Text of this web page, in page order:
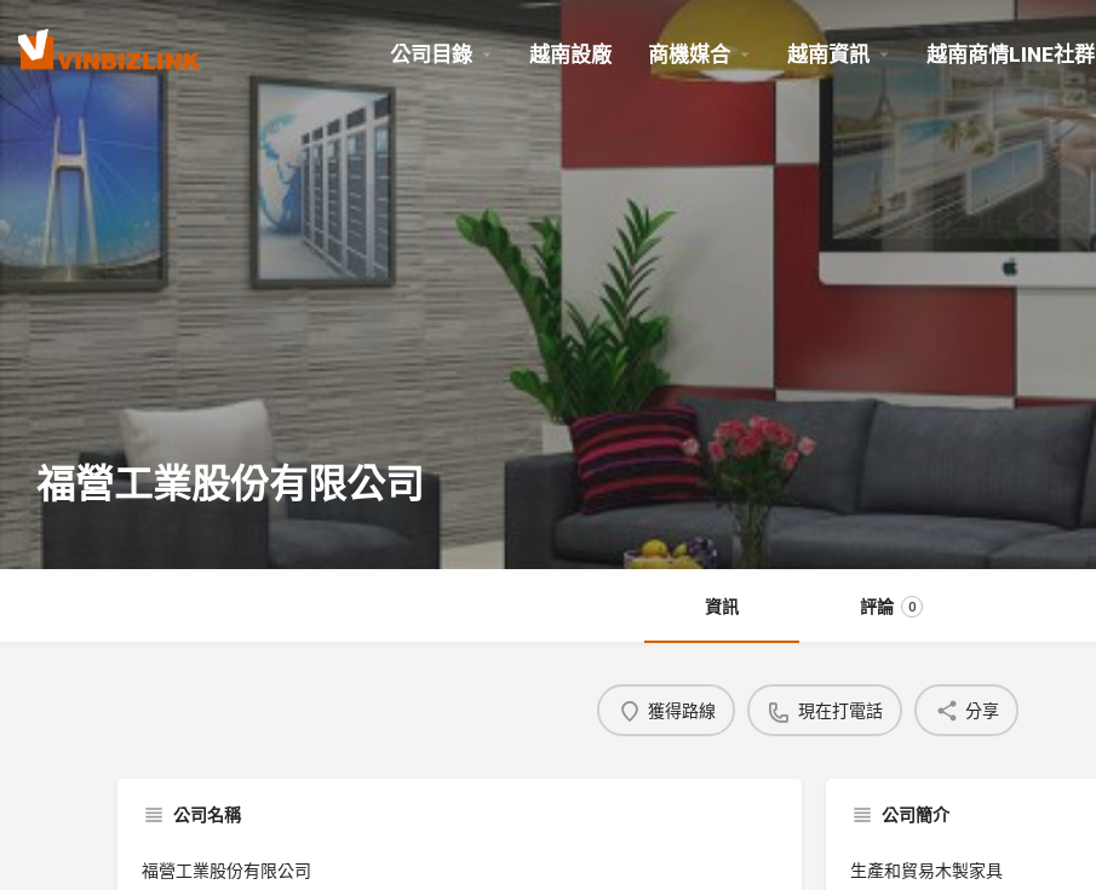
公司目錄 越南設廠 商機媒合 越南資訊 越南商情LINE社群
福營工業股份有限公司
資訊 評論 0
獲得路線 現在打電話 分享
公司名稱
福營工業股份有限公司
公司簡介
生產和貿易木製家具